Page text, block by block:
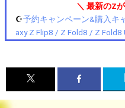
＼ 最新のZ
☪️予約キャンペーン&購入キ
axy Z Flip8 / Z Fold8 / Z Fold8